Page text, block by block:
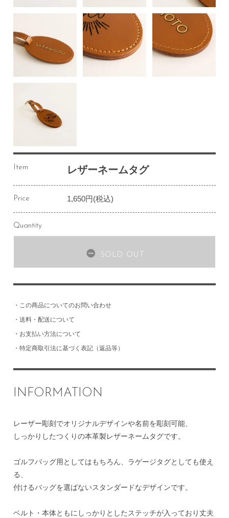
Item レザーネームタグ
Price 1,650円(税込)
Quantity
SOLD OUT
・ この商品についてのお問い合わせ
・ 送料・配送について
・ お支払い方法について
・ 特定商取引法に基づく表記（返品等）
INFORMATION
レーザー彫刻でオリジナルデザインや名前を彫刻可能、
しっかりしたつくりの本革製レザーネームタグです。
ゴルフバッグ用としてはもちろん、ラゲージタグとしても使え
る、
付けるバッグを選ばないスタンダードなデザインです。
ベルト・本体ともにしっかりとしたステッチが入っており丈夫